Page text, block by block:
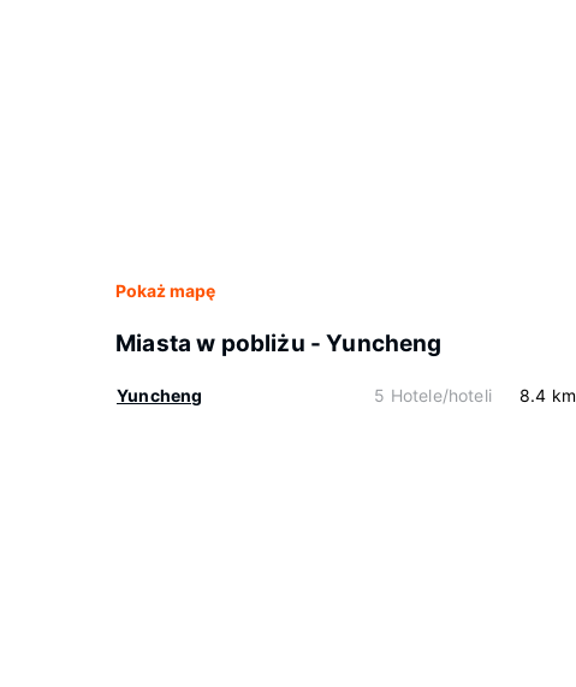
Pokaż mapę
Miasta w pobliżu - Yuncheng
Yuncheng 5 Hotele/hoteli 8.4 km